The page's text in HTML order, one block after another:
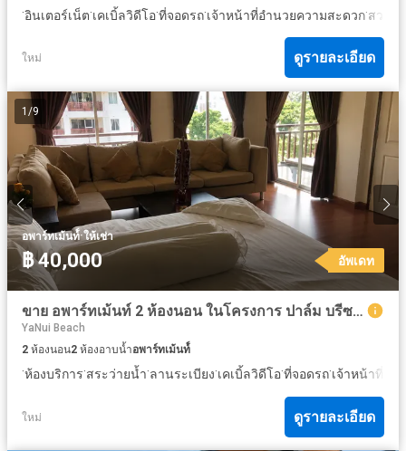
·อินเตอร์เน็ต·เคเบิ้ลวิดีโอ·ที่จอดรถ·เจ้าหน้าที่อำนวยความสะดวก·สวน
ใหม่ ดูรายละเอียด
1 /9
อพาร์ทเม้นท์์·ให้เช่า
฿ 40,000 อัพเดท
ขาย อพาร์ทเม้นท์ 2 ห้องนอน ในโครงการ ปาล์ม บรีซ รีสอร์ท
YaNui Beach
2 ห้องนอน2 ห้องอาบน้ำอพาร์ทเม้นท์์
·ห้องบริการ·สระว่ายน้ำ·ลานระเบียง·เคเบิ้ลวิดีโอ·ที่จอดรถ·เจ้าหน้าที่อำ
ใหม่ ดูรายละเอียด